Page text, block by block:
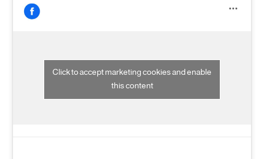
Click to accept marketing cookies and enable
this content